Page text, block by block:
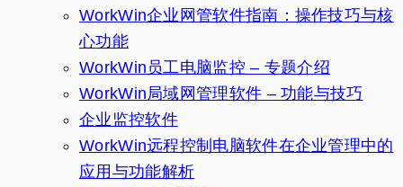
WorkWin企业网管软件指南：操作技巧与核
心功能
WorkWin员工电脑监控 – 专题介绍
WorkWin局域网管理软件 – 功能与技巧
企业监控软件
WorkWin远程控制电脑软件在企业管理中的
应用与功能解析